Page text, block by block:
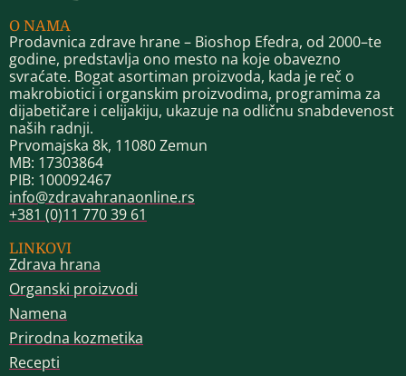
O NAMA
Prodavnica zdrave hrane – Bioshop Efedra, od 2000–te
godine, predstavlja ono mesto na koje obavezno
svraćate. Bogat asortiman proizvoda, kada je reč o
makrobiotici i organskim proizvodima, programima za
dijabetičare i celijakiju, ukazuje na odličnu snabdevenost
naših radnji.
Prvomajska 8k, 11080 Zemun
MB: 17303864
PIB: 100092467
info@zdravahranaonline.rs
+381 (0)11 770 39 61
LINKOVI
Zdrava hrana
Organski proizvodi
Namena
Prirodna kozmetika
Recepti